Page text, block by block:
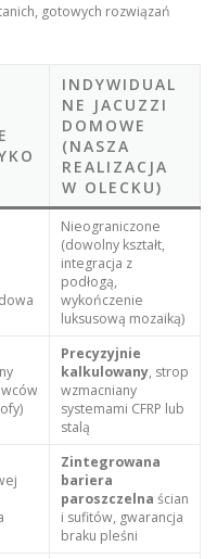
gotowych rozwiązań
INDYWIDUAL
NE JACUZZI
DOMOWE
(NASZA
REALIZACJA
W OLECKU)
Nieograniczone
(dowolny kształt,
integracja z
podłogą,
wykończenie
luksusową mozaiką)
Precyzyjnie
kalkulowany, strop
wzmacniany
systemami CFRP lub
stalą
Zintegrowana
bariera
paroszczelna ścian
i sufitów, gwarancja
braku pleśni